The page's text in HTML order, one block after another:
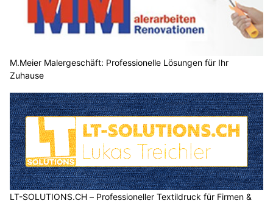
M.Meier Malergeschäft: Professionelle Lösungen für Ihr
Zuhause
LT-SOLUTIONS.CH – Professioneller Textildruck für Firmen &